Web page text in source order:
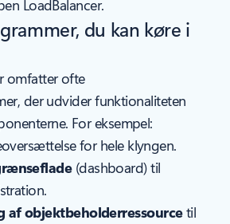
LoadBalancer.
du kan køre i
omfatter ofte
der udvider funktionaliteten
For eksempel:
for hele klyngen.
(dashboard) til
af objektbeholderressourcetil